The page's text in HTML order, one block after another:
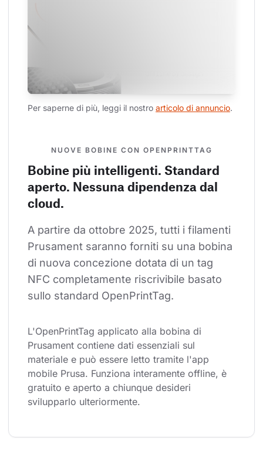
Per saperne di più, leggi il nostro articolo di annuncio.
NUOVE BOBINE CON OPENPRINTTAG
Bobine più intelligenti. Standard
aperto. Nessuna dipendenza dal
cloud.
A partire da ottobre 2025, tutti i filamenti
Prusament saranno forniti su una bobina
di nuova concezione dotata di un tag
NFC completamente riscrivibile basato
sullo standard OpenPrintTag.
L'OpenPrintTag applicato alla bobina di
Prusament contiene dati essenziali sul
materiale e può essere letto tramite l'app
mobile Prusa. Funziona interamente offline, è
gratuito e aperto a chiunque desideri
svilupparlo ulteriormente.